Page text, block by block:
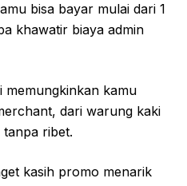
bisa bayar mulai dari 1
khawatir biaya admin
memungkinkan kamu
dari warung kaki
ribet.
kasih promo menarik